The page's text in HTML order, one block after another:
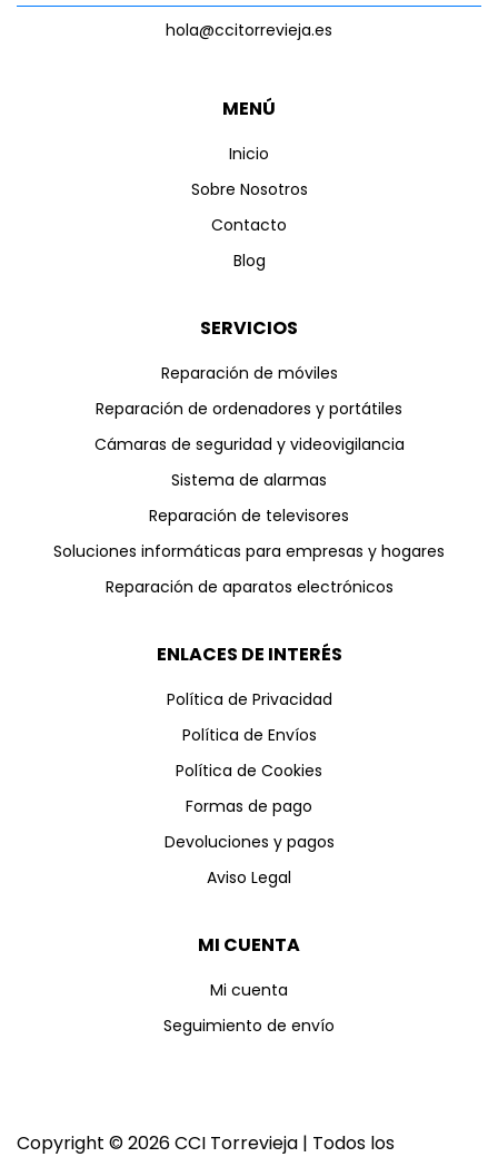
MENÚ
Inicio
Sobre Nosotros
Contacto
Blog
SERVICIOS
Reparación de móviles
Reparación de ordenadores y portátiles
Cámaras de seguridad y videovigilancia
Sistema de alarmas
Reparación de televisores
Soluciones informáticas para empresas y hogares
Reparación de aparatos electrónicos
ENLACES DE INTERÉS
Política de Privacidad
Política de Envíos
Política de Cookies
Formas de pago
Devoluciones y pagos
Aviso Legal
MI CUENTA
Mi cuenta
Seguimiento de envío
hola@ccitorrevieja.es
Copyright © 2026 CCI Torrevieja | Todos los